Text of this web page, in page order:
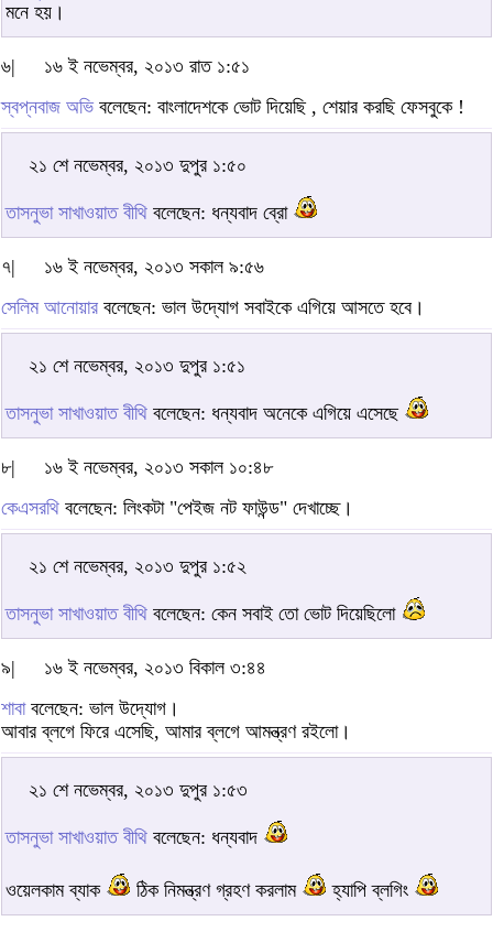
মনে হয়।
৬|
১৬ ই নভেম্বর, ২০১৩ রাত ১:৫১
স্বপ্নবাজ অভি বলেছেন: বাংলাদেশকে ভোট দিয়েছি , শেয়ার করছি ফেসবুকে !
২১ শে নভেম্বর, ২০১৩ দুপুর ১:৫০
তাসনুভা সাখাওয়াত বীথি বলেছেন: ধন্যবাদ ব্রো
৭|
১৬ ই নভেম্বর, ২০১৩ সকাল ৯:৫৬
সেলিম আনোয়ার বলেছেন: ভাল উদ্যোগ সবাইকে এগিয়ে আসতে হবে।
২১ শে নভেম্বর, ২০১৩ দুপুর ১:৫১
তাসনুভা সাখাওয়াত বীথি বলেছেন: ধন্যবাদ অনেকে এগিয়ে এসেছে
৮|
১৬ ই নভেম্বর, ২০১৩ সকাল ১০:৪৮
কেএসরথি বলেছেন: লিংকটা "পেইজ নট ফাউন্ড" দেখাচ্ছে।
২১ শে নভেম্বর, ২০১৩ দুপুর ১:৫২
তাসনুভা সাখাওয়াত বীথি বলেছেন: কেন সবাই তো ভোট দিয়েছিলো
৯|
১৬ ই নভেম্বর, ২০১৩ বিকাল ৩:৪৪
শাবাবলেছেন: ভাল উদ্যোগ।
আবার ব্লগে ফিরে এসেছি, আমার ব্লগে আমন্ত্রণ রইলো।
২১ শে নভেম্বর, ২০১৩ দুপুর ১:৫৩
তাসনুভা সাখাওয়াত বীথি বলেছেন: ধন্যবাদ
ওয়েলকাম ব্যাক ঠিক নিমন্ত্রণ গ্রহণ করলাম হ্যাপি ব্লগিং